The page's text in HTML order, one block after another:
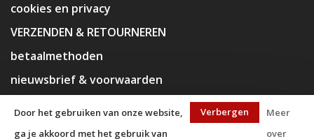
cookies en privacy
VERZENDEN & RETOURNEREN
betaalmethoden
nieuwsbrief & voorwaarden
Door het gebruiken van onze website,
ga je akkoord met het gebruik van
Verbergen
Meer
over